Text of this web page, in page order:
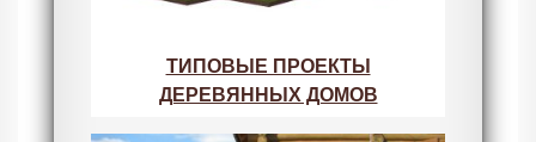
ТИПОВЫЕ ПРОЕКТЫ
ДЕРЕВЯННЫХ ДОМОВ